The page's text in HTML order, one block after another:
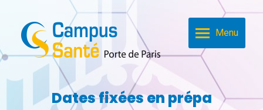
Menu
Dates fixées en prépa